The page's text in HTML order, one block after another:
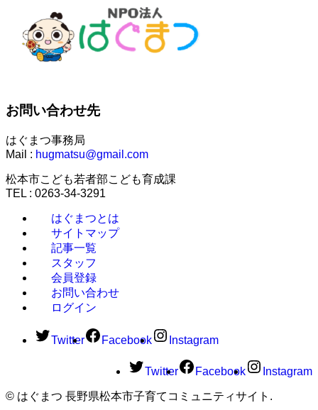
お問い合わせ先
はぐまつ事務局
Mail : hugmatsu@gmail.com
松本市こども若者部こども育成課
TEL : 0263-34-3291
はぐまつとは
サイトマップ
記事一覧
スタッフ
会員登録
お問い合わせ
ログイン
Twitter Facebook Instagram
Twitter Facebook Instagram
© はぐまつ 長野県松本市子育てコミュニティサイト.